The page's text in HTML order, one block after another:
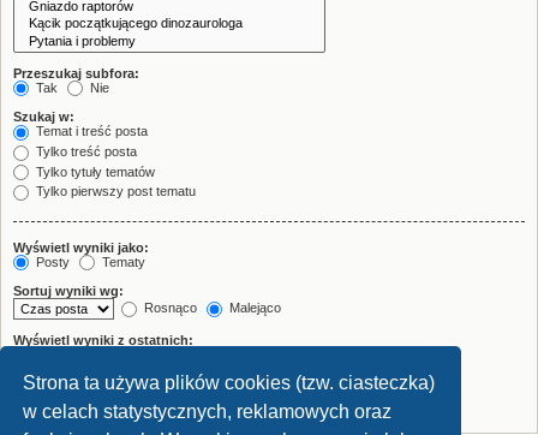
Strona ta używa plików cookies (tzw. ciasteczka)
w celach statystycznych, reklamowych oraz
Przeszukaj subfora:
Tak
Nie
Szukaj w:
Temat i treść posta
Tylko treść posta
Tylko tytuły tematów
Tylko pierwszy post tematu
Wyświetl wyniki jako:
Posty
Tematy
Sortuj wyniki wg:
Rosnąco
Malejąco
Wyświetl wyniki z ostatnich:
Wyświetl pierwsze:
znaków w poście